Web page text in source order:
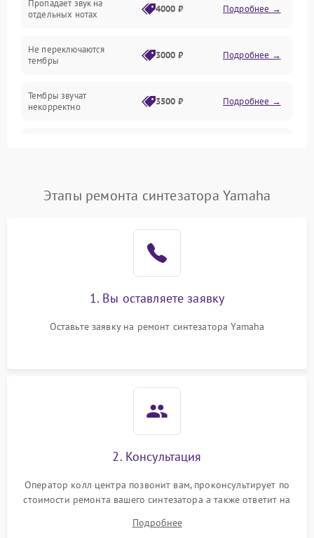
Оптика
Электроника
Пропадает звук на
отдельных нотах
4000 ₽ Подробнее →
Не переключаются
тембры
3000 ₽ Подробнее →
Тембры звучат
некорректно
3500 ₽ Подробнее →
Этапы ремонта синтезатора Yamaha
1. Вы оставляете заявку
Оставьте заявку на ремонт синтезатора Yamaha
2. Консультация
Оператор колл центра позвонит вам, проконсультирует по
стоимости ремонта вашего синтезатора а также ответит на
Подробнее